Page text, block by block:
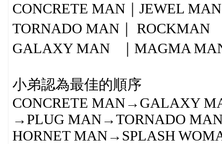
CONCRETE MAN｜JEWEL
TORNADO MAN｜ ROCKMAN
GALAXY MAN ｜MAGMA
小弟認為最佳的順序
CONCRETE MAN→GALAXY
→PLUG MAN→TORNADO
HORNET MAN→SPLASH